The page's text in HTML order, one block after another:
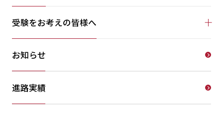
受験をお考えの皆様へ
お知らせ
進路実績